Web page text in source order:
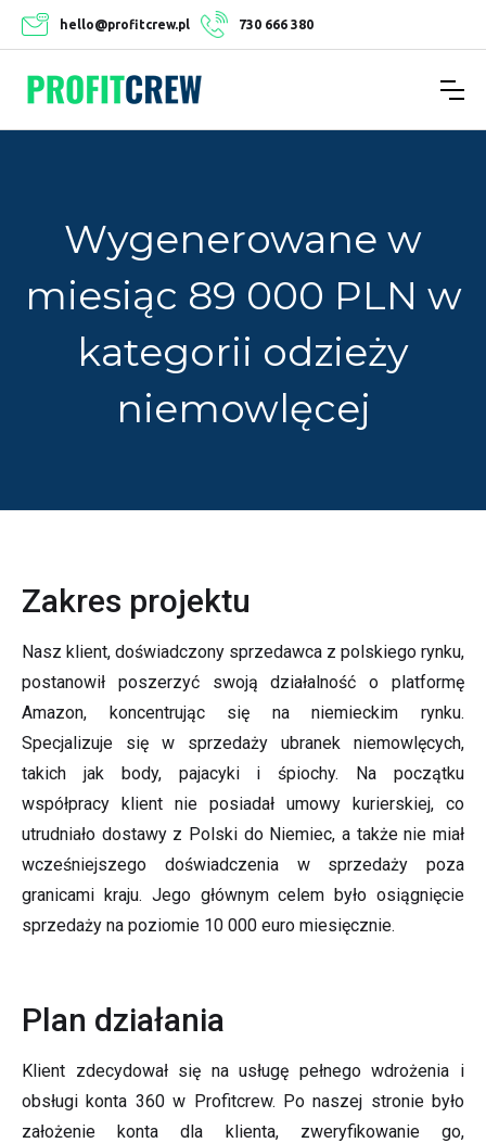
hello@profitcrew.pl 730 666 380
Wygenerowane w
miesiąc 89 000 PLN w
kategorii odzieży
niemowlęcej
Zakres projektu
Nasz klient, doświadczony sprzedawca z polskiego rynku,
postanowił poszerzyć swoją działalność o platformę
Amazon, koncentrując się na niemieckim rynku.
Specjalizuje się w sprzedaży ubranek niemowlęcych,
takich jak body, pajacyki i śpiochy. Na początku
współpracy klient nie posiadał umowy kurierskiej, co
utrudniało dostawy z Polski do Niemiec, a także nie miał
wcześniejszego doświadczenia w sprzedaży poza
granicami kraju. Jego głównym celem było osiągnięcie
sprzedaży na poziomie 10 000 euro miesięcznie.
Plan działania
Klient zdecydował się na usługę pełnego wdrożenia i
obsługi konta 360 w Profitcrew. Po naszej stronie było
założenie konta dla klienta, zweryfikowanie go,